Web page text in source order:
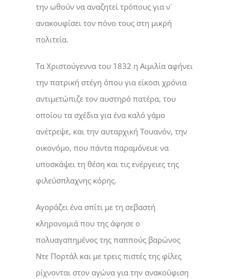
την ωθούν να αναζητεί τρόπους για ν`
ανακουφίσει τον πόνο τους στη μικρή
πολιτεία.
Τα Χριστούγεννα του 1832 η Αιμιλία αφήνει
την πατρική στέγη όπου για είκοσι χρόνια
αντιμετώπιζε τον αυστηρό πατέρα, του
οποίου τα σχέδια για ένα καλό γάμο
ανέτρεψε, και την αυταρχική Τουανόν, την
οικονόμο, που πάντα παραμόνευε να
υποσκάψει τη θέση και τις ενέργειες της
φιλεύσπλαχνης κόρης.
Αγοράζει ένα σπίτι με τη σεβαστή
κληρονομιά που της άφησε ο
πολυαγαπημένος της παππούς βαρώνος
Ντε Πορτάλ και με τρεις πιστές της φίλες
ρίχνονται στον αγώνα για την ανακούφιση